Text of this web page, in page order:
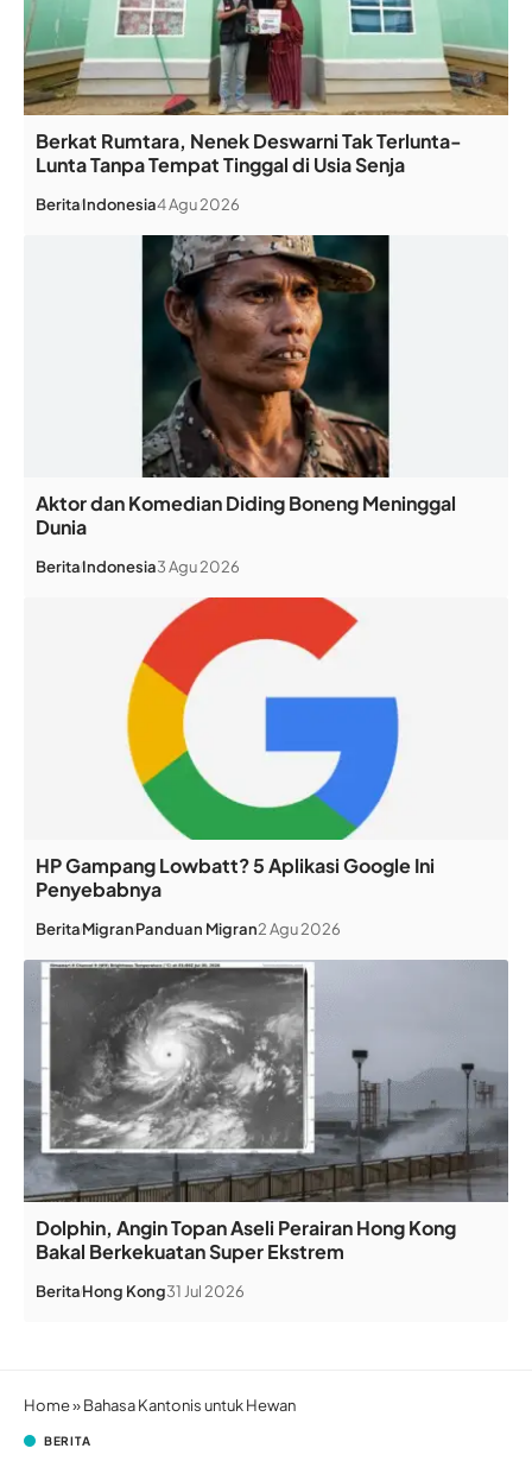
Berkat Rumtara, Nenek Deswarni Tak Terlunta-
Lunta Tanpa Tempat Tinggal di Usia Senja
BeritaIndonesia4 Agu 2026
Aktor dan Komedian Diding Boneng Meninggal
Dunia
BeritaIndonesia3 Agu 2026
HP Gampang Lowbatt? 5 Aplikasi Google Ini
Penyebabnya
BeritaMigranPanduan Migran2 Agu 2026
Dolphin, Angin Topan Aseli Perairan Hong Kong
Bakal Berkekuatan Super Ekstrem
BeritaHong Kong31 Jul 2026
Home»Bahasa Kantonis untuk Hewan
BERITA